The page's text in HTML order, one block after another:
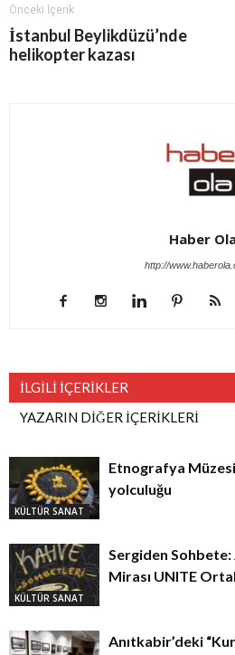
Önceki İçerik
İstanbul Beylikdüzü’nde
helikopter kazası
Haber
http://
İLGİLİ İÇERİKLER
YAZARIN DİĞER İÇERİKLERİ
KÜLTÜR SANAT
Etnografya
yolculuğu
KÜLTÜR SANAT
Sergiden Sohbete:
Mirası UNITE
Anıtkabir’deki